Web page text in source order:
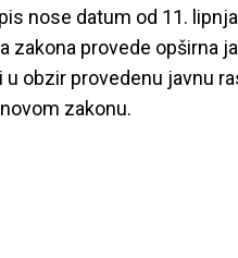
nose datum od 11.
provede opširna
obzir provedenu javnu
zakonu.